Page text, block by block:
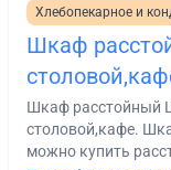
Хлебопекарное и
Шкаф
Шкаф расстойный
столовой,кафе.
можно купить